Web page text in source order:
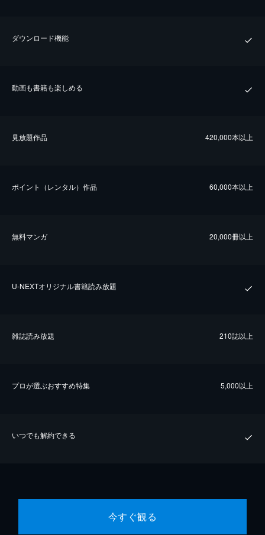
ダウンロード機能
動画も書籍も楽しめる
⾒放題作品 420,000本以上
ポイント（レンタル）作品 60,000本以上
無料マンガ 20,000冊以上
U-NEXTオリジナル書籍読み放題
雑誌読み放題 210誌以上
プロが選ぶおすすめ特集 5,000以上
いつでも解約できる
今すぐ観る